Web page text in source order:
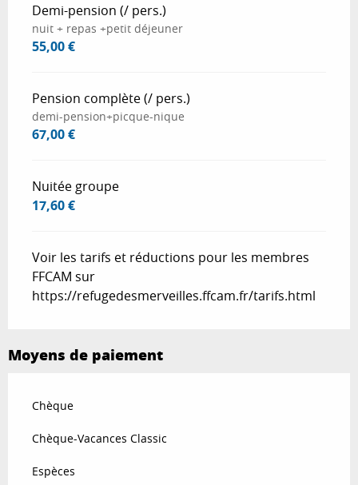
Demi-pension (/ pers.)
nuit + repas +petit déjeuner
55,00 €
Pension complète (/ pers.)
demi-pension+picque-nique
67,00 €
Nuitée groupe
17,60 €
Voir les tarifs et réductions pour les membres
FFCAM sur
https://refugedesmerveilles.ffcam.fr/tarifs.html
Moyens de paiement
Chèque
Chèque-Vacances Classic
Espèces